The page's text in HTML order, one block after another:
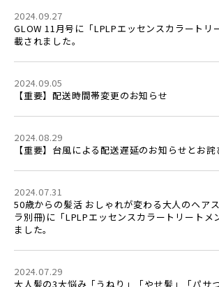
2024.09.27
GLOW 11月号に「LPLPエッセンスカラートリ
載されました。
2024.09.05
【重要】配送時間帯変更のお知らせ
2024.08.29
【重要】台風による配送遅延のお知らせとお詫
2024.07.31
50歳からの髪活 おしゃれが変わる大人のヘア
ラ別冊)に「LPLPエッセンスカラートリートメ
ました。
2024.07.29
大人髪の3大悩み「うねり」「やせ髪」「パサ